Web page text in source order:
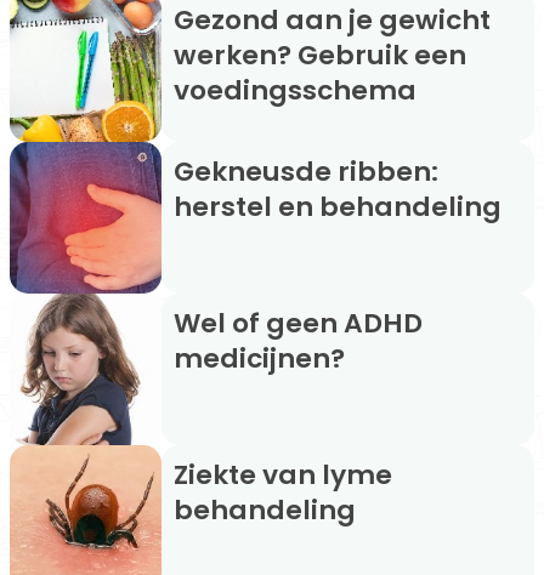
Gezond aan je gewicht
werken? Gebruik een
voedingsschema
Gekneusde ribben:
herstel en behandeling
Wel of geen ADHD
medicijnen?
Ziekte van lyme
behandeling